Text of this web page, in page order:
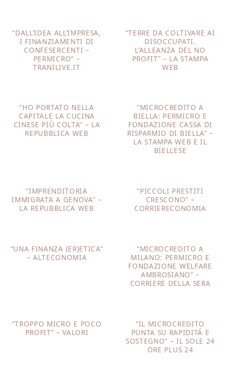
“DALL’IDEA ALL’IMPRESA,
I FINANZIAMENTI DI
CONFESERCENTI –
PERMICRO” –
TRANILIVE.IT
“TERRE DA COLTIVARE AI
DISOCCUPATI.
L’ALLEANZA DEL NO
PROFIT” – LA STAMPA
WEB
“HO PORTATO NELLA
CAPITALE LA CUCINA
CINESE PIÙ COLTA” – LA
REPUBBLICA WEB
“MICROCREDITO A
BIELLA: PERMICRO E
FONDAZIONE CASSA DI
RISPARMIO DI BIELLA” –
LA STAMPA WEB E IL
BIELLESE
“IMPRENDITORIA
IMMIGRATA A GENOVA” –
LA REPUBBLICA WEB
“PICCOLI PRESTITI
CRESCONO” –
CORRIERECONOMIA
“UNA FINANZA (ER)ETICA”
– ALTECONOMIA
“MICROCREDITO A
MILANO: PERMICRO E
FONDAZIONE WELFARE
AMBROSIANO” –
CORRIERE DELLA SERA
“TROPPO MICRO E POCO
PROFIT” – VALORI
“IL MICROCREDITO
PUNTA SU RAPIDITÁ E
SOSTEGNO” – IL SOLE 24
ORE PLUS 24